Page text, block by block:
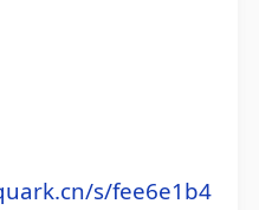
s/fee6e1b4